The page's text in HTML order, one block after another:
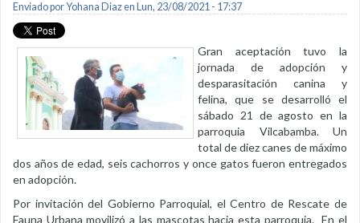
Enviado porYohana Diazen Lun, 23/08/2021 - 17:37
Gran aceptación tuvo la
jornada de adopción y
desparasitación canina y
felina, que se desarrolló el
sábado 21 de agosto en la
parroquia Vilcabamba. Un
total de diez canes de máximo
dos años de edad, seis cachorros y once gatos fueron entregados
en adopción.
Por invitación del Gobierno Parroquial, el Centro de Rescate de
Fauna Urbana movilizó a las mascotas hacia esta parroquia. En el